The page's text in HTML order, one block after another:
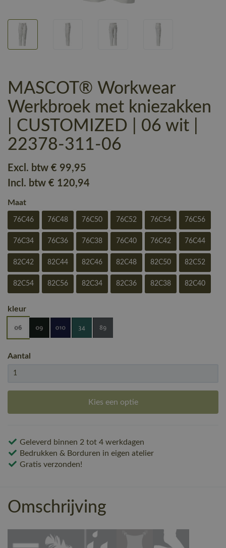
MASCOT® Workwear
Werkbroek met kniezakken
| CUSTOMIZED | 06 wit |
22378-311-06
Excl. btw € 99,95
Incl. btw € 120,94
Maat
76C46 76C48 76C50 76C52 76C54 76C56
76C34 76C36 76C38 76C40 76C42 76C44
82C42 82C44 82C46 82C48 82C50 82C52
82C54 82C56 82C34 82C36 82C38 82C40
kleur
Aantal
Kies een optie
Geleverd binnen 2 tot 4 werkdagen
Bedrukken & Borduren in eigen atelier
Gratis verzonden!
Omschrijving